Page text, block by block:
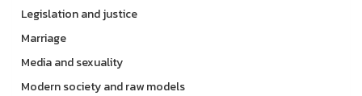
Legislation and justice
Marriage
Media and sexuality
Modern society and raw models